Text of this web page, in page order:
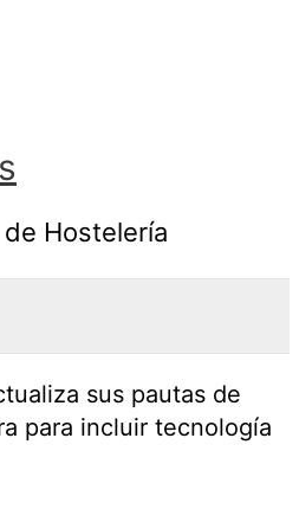
Hostelería
sus pautas de
para incluir tecnología